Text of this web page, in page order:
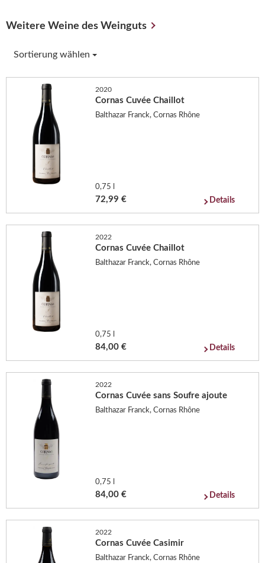
Weitere Weine des Weinguts
Sortierung wählen
2020
Cornas Cuvée Chaillot
Balthazar Franck, Cornas Rhône
0,75 l
72,99 € Details
2022
Cornas Cuvée Chaillot
Balthazar Franck, Cornas Rhône
0,75 l
84,00 € Details
2022
Cornas Cuvée sans Soufre ajoute
Balthazar Franck, Cornas Rhône
0,75 l
84,00 € Details
2022
Cornas Cuvée Casimir
Balthazar Franck, Cornas Rhône